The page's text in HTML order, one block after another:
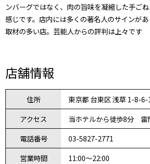
ンバーグではなく、肉の旨味を凝縮した手ご
感じです。店内には多くの著名人のサインが
取材の多い店。芸能人からの評判は上々です
店舗情報
住所
東京都 台東区 浅草 1-8-6-
アクセス
当ホテルから徒歩8分 雷
電話番号
03-5827-2771
営業時間
11:00～22:00